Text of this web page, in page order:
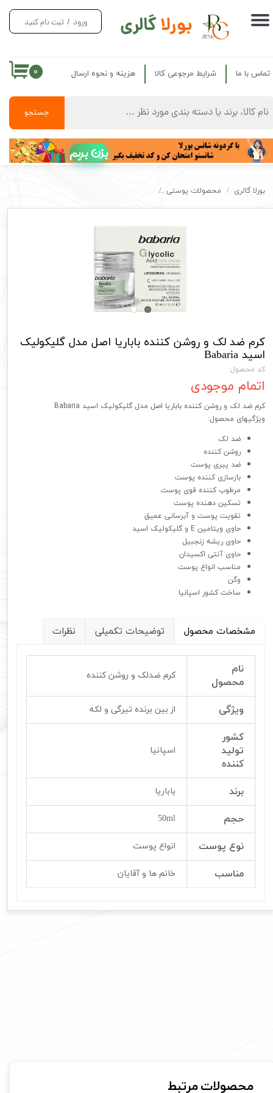
بورلاگالری
جستجو
ورود / ثبت نام کنید
حساب کاربری من
سفارشات
خروج از حساب کاربری
۰ تماس با ما شرایط مرجوعی کالا هزینه و نحوه ارسال
بزن بریم
بورلا گالری محصولات پوستی
کرم ضد لک و روشن کننده باباریا اصل مدل گلیکولیک
اسید Babaria
کد محصول:
اتمام موجودی
کرم ضد لک و روشن کننده باباریا اصل مدل گلیکولیک اسید Babaria
ویژگیهای محصول:
ضد لک
روشن کننده
ضد پیری پوست
بازسازی کننده پوست
مرطوب کننده قوی پوست
تسکین دهنده پوست
تقویت پوست و آبرسانی عمیق
حاوی ویتامین E و گلیکولیک اسید
حاوی ریشه زنجبیل
حاوی آنتی اکسیدان
مناسب انواع پوست
وگن
ساخت کشور اسپانیا
مشخصات محصول توضیحات تکمیلی نظرات
نام
محصول
کرم ضدلک و روشن کننده
ویژگی از بین برنده تیرگی و لکه
کشور
تولید
کننده
اسپانیا
برند باباریا
حجم 50ml
نوع پوست انواع پوست
مناسب خانم ها و آقایان
محصولات مرتبط